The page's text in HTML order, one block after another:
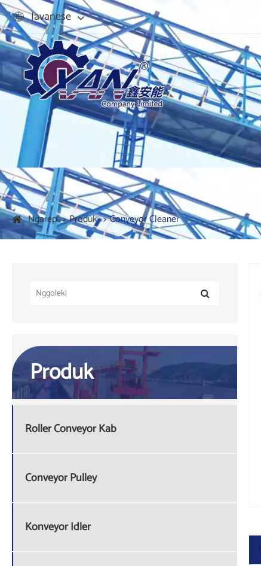
 Javanese
Ngarep Produk Conveyor Cleaner
Produk
Roller Conveyor Kab
Conveyor Pulley
Konveyor Idler